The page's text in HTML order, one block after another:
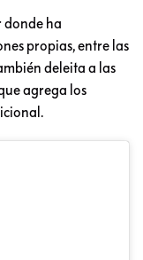
donde ha
propias, entre las
deleita a las
agrega los